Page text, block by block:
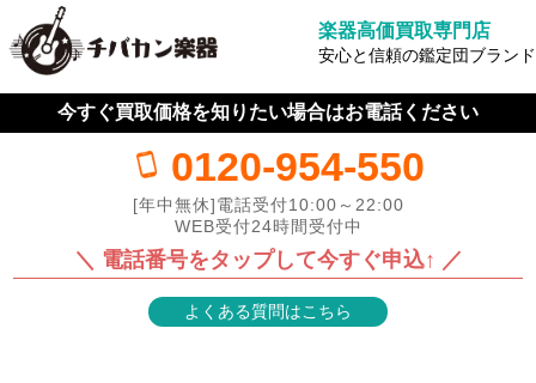
楽器高価買取専門店
安心と信頼の鑑定団ブランド
今すぐ買取価格を知りたい場合はお電話ください
0120-954-550
[年中無休]電話受付10:00～22:00
WEB受付24時間受付中
＼ 電話番号をタップして今すぐ申込↑ ／
よくある質問はこちら